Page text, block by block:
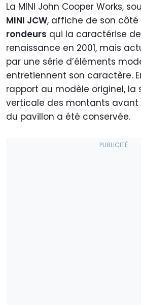
La MINI John Cooper Works,
MINI JCW, affiche de son côté
rondeurs qui la caractérise
renaissance en 2001, mais
par une série d’éléments
entretiennent son caractère.
rapport au modèle originel, la
verticale des montants avant
du pavillon a été conservée.